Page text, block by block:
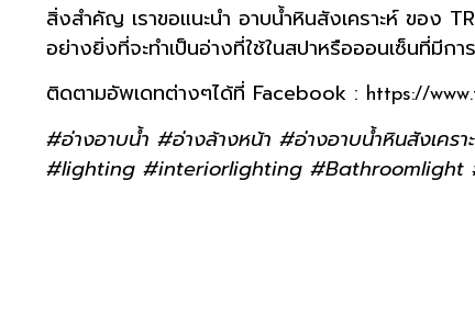
สิ่งสำคัญ เราขอแนะนำ อาบน้ำหินสังเคราะห์ ของ
อย่างยิ่งที่จะทำเป็นอ่างที่ใช้ในสปาหรือออนเซ็นที่มี
ติดตามอัพเดทต่างๆได้ที่ Facebook : https://
#อ่างอาบน้ำ #อ่างล้างหน้า #อ่างอาบน้ำหินสังเคร
#lighting #interiorlighting #Bathroomlight